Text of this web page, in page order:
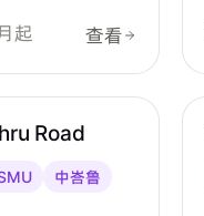
起 查看
Road
中峇鲁